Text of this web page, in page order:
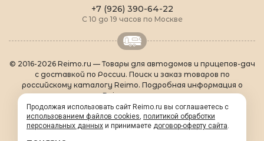
+7 (926) 390-64-22
С 10 до 19 часов по Москве
© 2016-2026 Reimo.ru — Товары для автодомов и прицепов-дач
с доставкой по России. Поиск и заказ товаров по
российскому каталогу Reimo. Подробная информация о
товарах Reimo на русском языке.
О Reimo
| Популярные товары | Формальности
Контакты
| sitemap.xml
Продолжая использовать сайт Reimo.ru вы соглашаетесь с
использованием файлов cookies, политикой обработки
персональных данных и принимаете договор-оферту сайта.